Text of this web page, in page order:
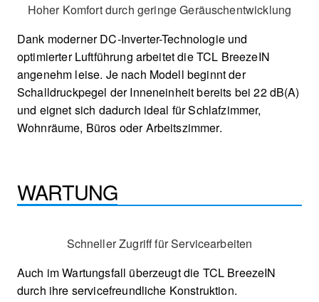
Hoher Komfort durch geringe Geräuschentwicklung
Dank moderner DC-Inverter-Technologie und
optimierter Luftführung arbeitet die TCL BreezeIN
angenehm leise. Je nach Modell beginnt der
Schalldruckpegel der Inneneinheit bereits bei 22 dB(A)
und eignet sich dadurch ideal für Schlafzimmer,
Wohnräume, Büros oder Arbeitszimmer.
WARTUNG
Schneller Zugriff für Servicearbeiten
Auch im Wartungsfall überzeugt die TCL BreezeIN
durch ihre servicefreundliche Konstruktion.